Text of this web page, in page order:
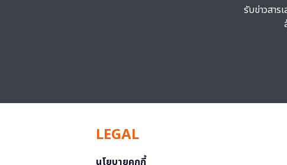
รับข่าวสาร
LEGAL
นโยบายคุกกี้